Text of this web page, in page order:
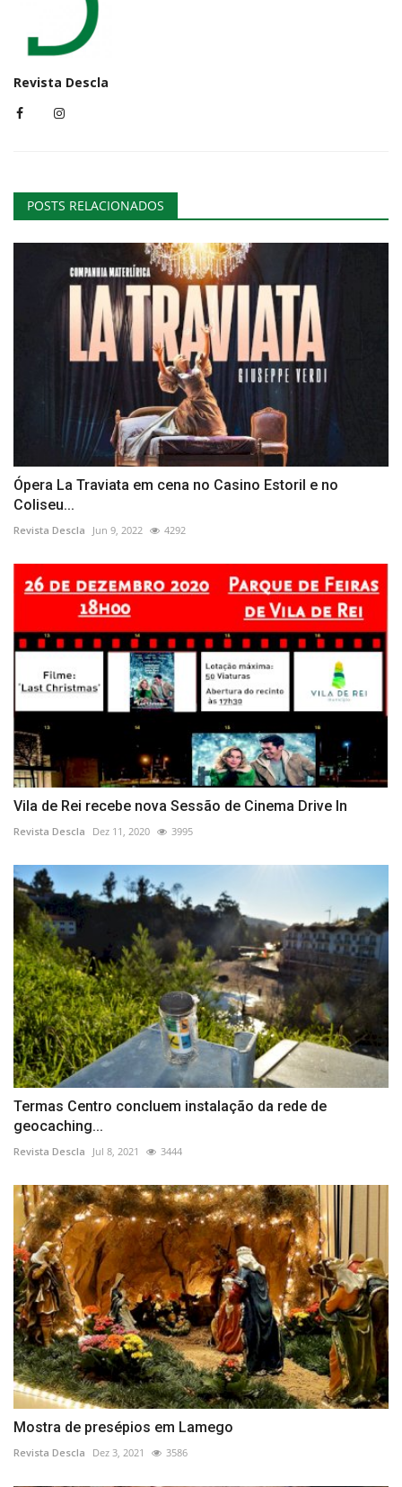
Revista Descla
POSTS RELACIONADOS
Ópera La Traviata em cena no Casino Estoril e no
Coliseu...
Revista Descla Jun 9, 2022 4292
Vila de Rei recebe nova Sessão de Cinema Drive In
Revista Descla Dez 11, 2020 3995
Termas Centro concluem instalação da rede de
geocaching...
Revista Descla Jul 8, 2021 3444
Mostra de presépios em Lamego
Revista Descla Dez 3, 2021 3586